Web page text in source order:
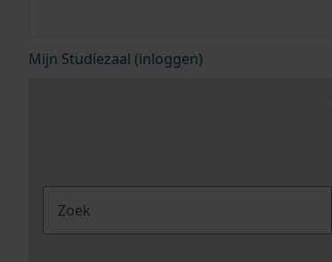
Mijn Studiezaal (inloggen)